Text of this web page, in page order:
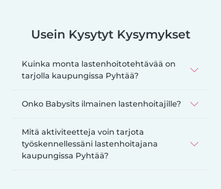
Usein Kysytyt Kysymykset
Kuinka monta lastenhoitotehtävää on
tarjolla kaupungissa Pyhtää?
Onko Babysits ilmainen lastenhoitajille?
Mitä aktiviteetteja voin tarjota
työskennellessäni lastenhoitajana
kaupungissa Pyhtää?